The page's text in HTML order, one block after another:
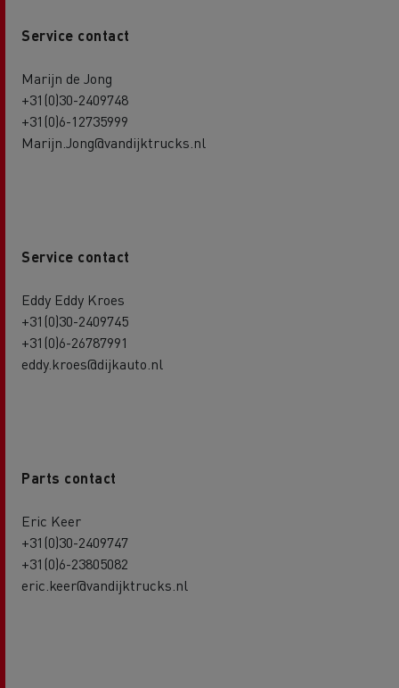
Service contact
Marijn de Jong
+31(0)30-2409748
+31(0)6-12735999
Marijn.Jong@vandijktrucks.nl
Service contact
Eddy Eddy Kroes
+31(0)30-2409745
+31(0)6-26787991
eddy.kroes@dijkauto.nl
Parts contact
Eric Keer
+31(0)30-2409747
+31(0)6-23805082
eric.keer@vandijktrucks.nl